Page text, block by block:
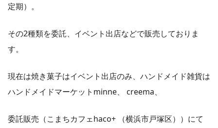
定期）。
その2種類を委託、イベント出店などで販売しておりま
す。
現在は焼き菓子はイベント出店のみ、ハンドメイド雑貨は
ハンドメイドマーケットminne、 creema、
委託販売（こまちカフェhaco+ （横浜市戸塚区））にて